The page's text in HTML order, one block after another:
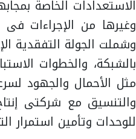
الاستعدادات الخاصة
وغيرها من الإجراءات
وشملت الجولة التفقدية
بالشبكة، والخطوات
مثل الأحمال والجهود
والتنسيق مع شركتى
للوحدات وتأمين استمرار